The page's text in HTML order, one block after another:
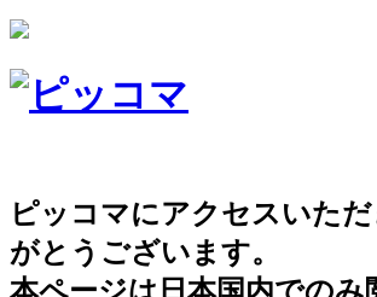
ピッコマにアクセスいただ
がとうございます。
本ページは日本国内でのみ